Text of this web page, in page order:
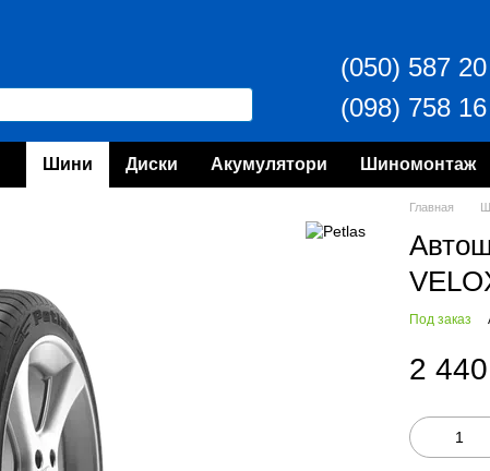
(050) 587
(098) 758
Шини Диски Акумулятори Шиномонтаж
Главная
Под заказ
2